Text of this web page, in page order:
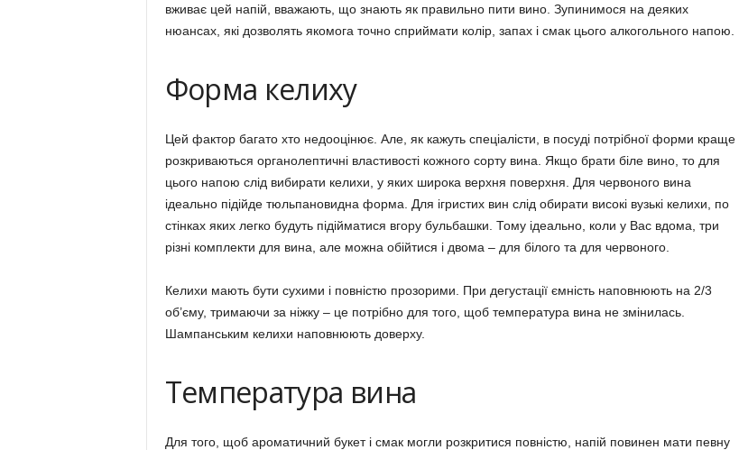
вживає цей напій, вважають, що знають як правильно пити вино. Зупинимося на деяких
нюансах, які дозволять якомога точно сприймати колір, запах і смак цього алкогольного напою.
Форма келиху
Цей фактор багато хто недооцінює. Але, як кажуть спеціалісти, в посуді потрібної форми краще
розкриваються органолептичні властивості кожного сорту вина. Якщо брати біле вино, то для
цього напою слід вибирати келихи, у яких широка верхня поверхня. Для червоного вина
ідеально підійде тюльпановидна форма. Для ігристих вин слід обирати високі вузькі келихи, по
стінках яких легко будуть підійматися вгору бульбашки. Тому ідеально, коли у Вас вдома, три
різні комплекти для вина, але можна обійтися і двома – для білого та для червоного.
Келихи мають бути сухими і повністю прозорими. При дегустації ємність наповнюють на 2/3
об’єму, тримаючи за ніжку – це потрібно для того, щоб температура вина не змінилась.
Шампанським келихи наповнюють доверху.
Температура вина
Для того, щоб ароматичний букет і смак могли розкритися повністю, напій повинен мати певну